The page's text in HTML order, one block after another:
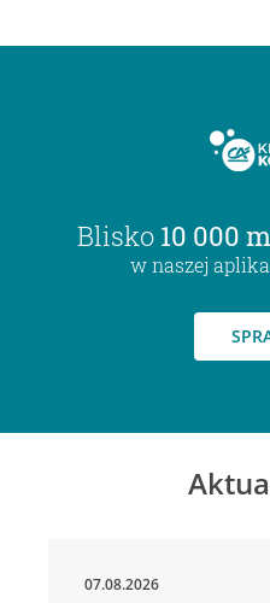
Blisko 10 000
w naszej
07.08.2026